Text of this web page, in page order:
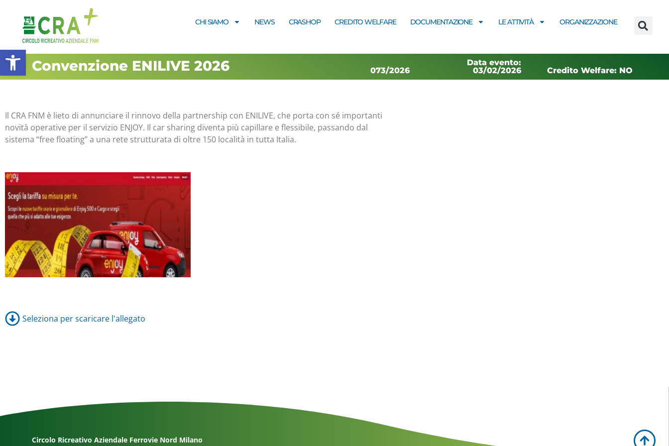
Apri la barra degli strumenti
CHI SIAMO NEWS CRASHOP CREDITO WELFARE DOCUMENTAZIONE LE ATTIVITÀ ORGANIZZAZIONE
Convenzione ENILIVE 2026 073/2026
Data evento:
03/02/2026
Credito Welfare: NO
Il CRA FNM è lieto di annunciare il rinnovo della partnership con ENILIVE, che porta con sé importanti
novità operative per il servizio ENJOY. Il car sharing diventa più capillare e flessibile, passando dal
sistema “free floating” a una rete strutturata di oltre 150 località in tutta Italia.
Seleziona per scaricare l'allegato
Circolo Ricreativo Aziendale Ferrovie Nord Milano